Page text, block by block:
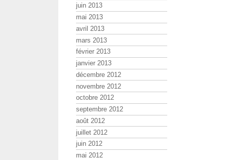
juin 2013
mai 2013
avril 2013
mars 2013
février 2013
janvier 2013
décembre 2012
novembre 2012
octobre 2012
septembre 2012
août 2012
juillet 2012
juin 2012
mai 2012